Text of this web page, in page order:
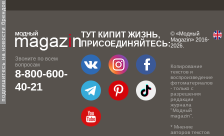
подпишитесь на новости брендов
Звоните по всем
вопросам
8-800-600-
40-21
ТУТ КИПИТ ЖИЗНЬ,
ПРИСОЕДИНЯЙТЕСЬ:
© «Модный
Magazin» 2016-
2026.
Копирование
текстов и
воспроизведение
фотоматериалов
- только с
разрешения
редакции
журнала
"Модный
magazin".
* Мнение
авторов текстов